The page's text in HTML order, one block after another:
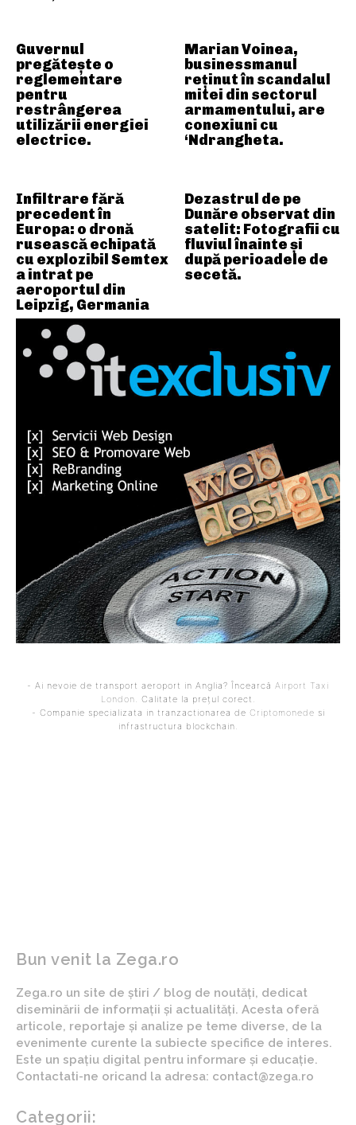
Guvernul
pregătește o
reglementare
pentru
restrângerea
utilizării energiei
electrice.
Marian Voinea,
businessmanul
reținut în scandalul
mitei din sectorul
armamentului, are
conexiuni cu
‘Ndrangheta.
Infiltrare fără
precedent în
Europa: o dronă
rusească echipată
cu explozibil Semtex
a intrat pe
aeroportul din
Leipzig, Germania
Dezastrul de pe
Dunăre observat din
satelit: Fotografii cu
fluviul înainte și
după perioadele de
secetă.
- Ai nevoie de transport aeroport in Anglia? Încearcă Airport Taxi
London . Calitate la prețul corect.
- Companie specializata in tranzactionarea de Criptomonede si
infrastructura blockchain.
Bun venit la Zega.ro
Zega.ro un site de știri / blog de noutăți, dedicat
diseminării de informații și actualități. Acesta oferă
articole, reportaje și analize pe teme diverse, de la
evenimente curente la subiecte specifice de interes.
Este un spațiu digital pentru informare și educație.
Contactati-ne oricand la adresa: contact@zega.ro
Categorii: